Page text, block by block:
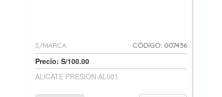
S/MARCA CÓDIGO: 007436
Precio: S/100.00
ALICATE PRESION AL001